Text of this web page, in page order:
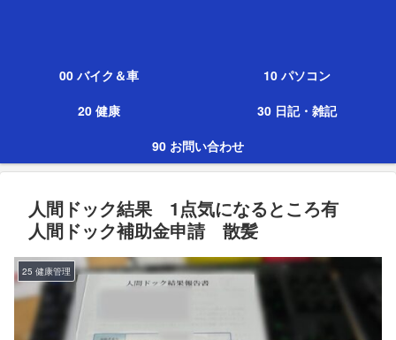
00 バイク＆車
10 パソコン
20 健康
30 日記・雑記
90 お問い合わせ
人間ドック結果 1点気になるところ有
人間ドック補助金申請 散髪
25 健康管理